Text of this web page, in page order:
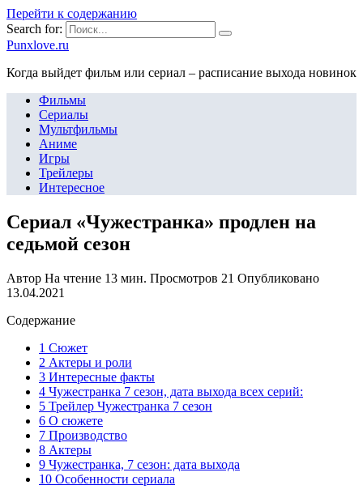
Перейти к содержанию
Search for:
Punxlove.ru
Когда выйдет фильм или сериал – расписание выхода новинок
Фильмы
Сериалы
Мультфильмы
Аниме
Игры
Трейлеры
Интересное
Сериал «Чужестранка» продлен на
седьмой сезон
Автор На чтение 13 мин. Просмотров 21 Опубликовано
13.04.2021
Содержание
1 Сюжет
2 Актеры и роли
3 Интересные факты
4 Чужестранка 7 сезон, дата выхода всех серий:
5 Трейлер Чужестранка 7 сезон
6 О сюжете
7 Производство
8 Актеры
9 Чужестранка, 7 сезон: дата выхода
10 Особенности сериала